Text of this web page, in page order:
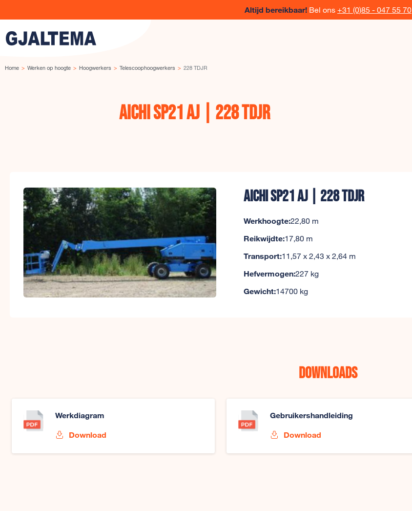
Altijd bereikbaar! Bel ons +31 (0)85 - 047 55 70
Home Werken op hoogte Hoogwerkers Telescoophoogwerkers 228 TDJR
AICHI SP21 AJ | 228 TDJR
AICHI SP21 AJ | 228 TDJR
Werkhoogte:22,80 m
Reikwijdte:17,80 m
Transport:11,57 x 2,43 x 2,64 m
Hefvermogen:227 kg
Gewicht:14700 kg
Downloads
Werkdiagram
Download
Gebruikershandleiding
Download